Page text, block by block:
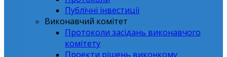
Публічні інвестиції
Виконавчий комітет
Протоколи засідань виконавчого
комітету
Проекти рішень виконкому